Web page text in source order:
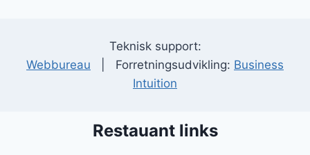
Teknisk support:
Webbureau | Forretningsudvikling: Business
Intuition
Restauant links